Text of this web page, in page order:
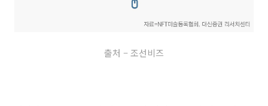
출처 – 조선비즈